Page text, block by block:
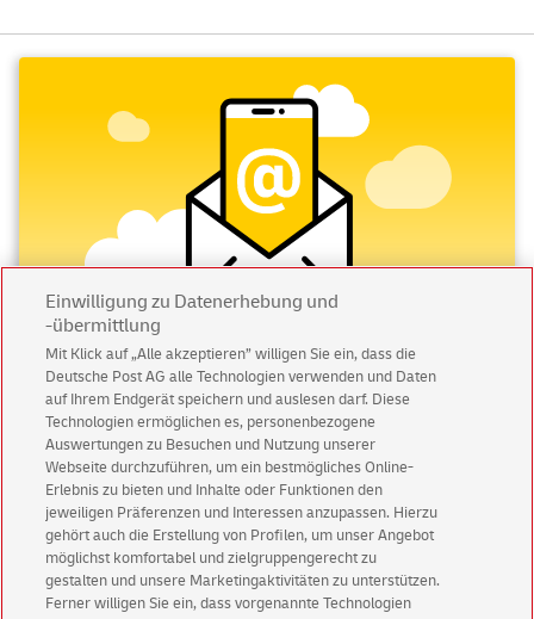
C6/5 bis 20 g werden alsStandardbriefe
dieser Briefmarkenkategorie finden Sie besonders
viele Motive und sicherlich für jeden Geschmack was
Falls der Brief doch bisschen schwerer ausfällt, jedoch
nicht mehr als 50 g, sollten Sie zum
wechseln. Auch hier finden Sie Briefmarken in
verschiedenen Ausführungen.
Großbriefe
Umschläge möglich und dürfen bis zum Format DIN B4
groß sein. Höhe des Briefumschlages darf jedoch 2 cm
nicht überschreiten.
Mit demMaxibrief versenden Sie die Briefe bis 1.000
g. Hier gelten gleiche Briefumschlagbestimmungen
wie beim Großbrief. Maximale Höhe des
Briefumschlages darf 5 cm betragen.
Falls Sie jedoch noch ältere Briefmarke haben, deren
Wert den heutigen Frankierbestimmungen nicht
Abonnieren Sie unseren Newsletter
Immer informiert über exklusive Angebote und
Aktionen - jetzt mit Vorteil
Privatkundensichern sich einen5 € Gutschein
für POSTSCAN!
Geschäftskundenerhalten einen5 € Gutschein
für Briefmarke individuell!
Einwilligung zu Datenerhebung und
-übermittlung
Mit Klick auf „Alle akzeptieren” willigen Sie ein, dass die
Deutsche Post AG alle Technologien verwenden und Daten
auf Ihrem Endgerät speichern und auslesen darf. Diese
Technologien ermöglichen es, personenbezogene
Auswertungen zu Besuchen und Nutzung unserer
Webseite durchzuführen, um ein bestmögliches Online-
Erlebnis zu bieten und Inhalte oder Funktionen den
jeweiligen Präferenzen und Interessen anzupassen. Hierzu
gehört auch die Erstellung von Profilen, um unser Angebot
möglichst komfortabel und zielgruppengerecht zu
gestalten und unsere Marketingaktivitäten zu unterstützen.
Ferner willigen Sie ein, dass vorgenannte Technologien